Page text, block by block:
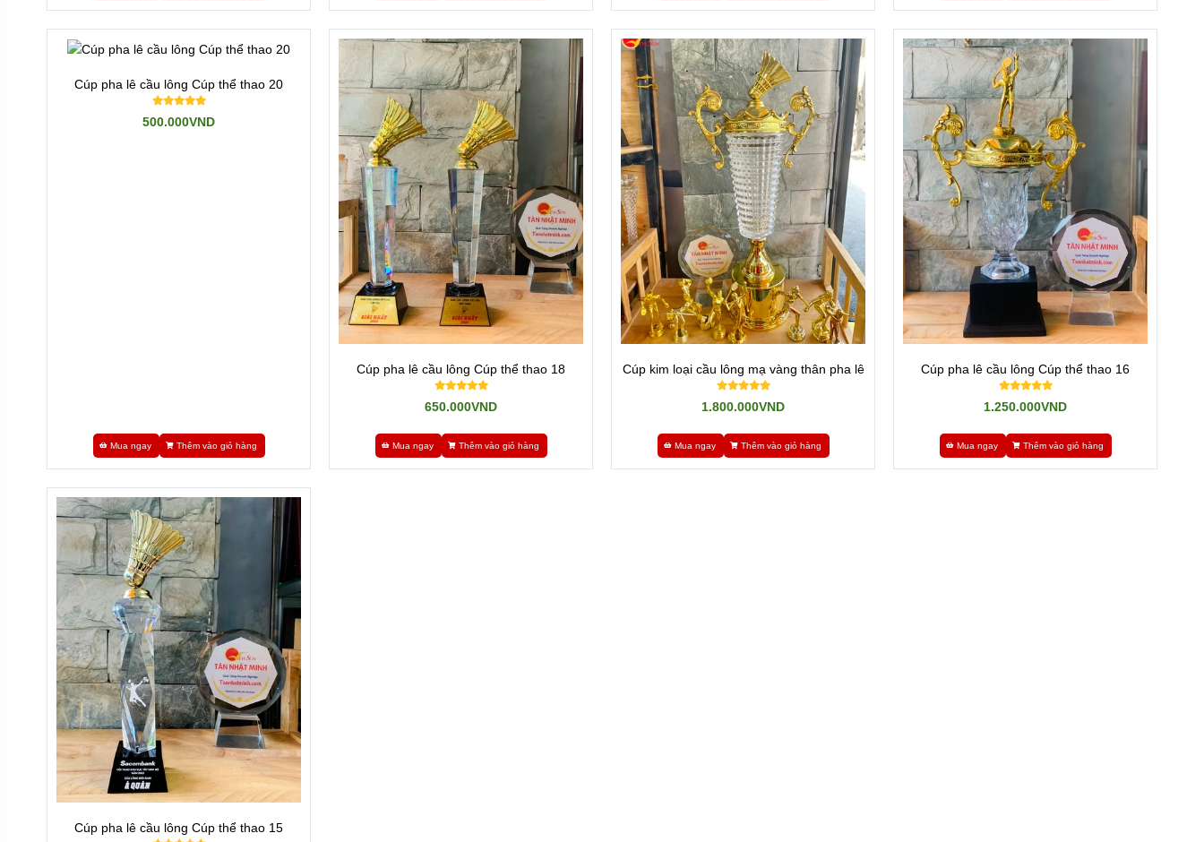
Chúng tôi là đơn vị nhập các dòng sản phẩm cúp pha lê tennisnày. Đồng thời là xưởng sản xuất trực tiếp những sản phẩm mà cúp nhập không đáp ứng được. Nên chúng tôi có giá hợp lý,
Vơi hơn 10 năm trong nghề, chúng tôi tự hào là đơn vị có mặt mọi sự kiện trong cả nước!
Click Tất cả sản phẩm về Cúp Sản xuất ở VN
Về chúng tôi
Cúp pha lê cầu lông Cúp thể thao 20
500.000VND
Mua ngay Thêm vào giỏ hàng
Cúp pha lê cầu lông Cúp thể thao 18
650.000VND
Mua ngay Thêm vào giỏ hàng
Cúp kim loại cầu lông mạ vàng thân pha lê
1.800.000VND
Mua ngay Thêm vào giỏ hàng
Cúp pha lê cầu lông Cúp thể thao 16
1.250.000VND
Mua ngay Thêm vào giỏ hàng
Cúp pha lê cầu lông Cúp thể thao 15